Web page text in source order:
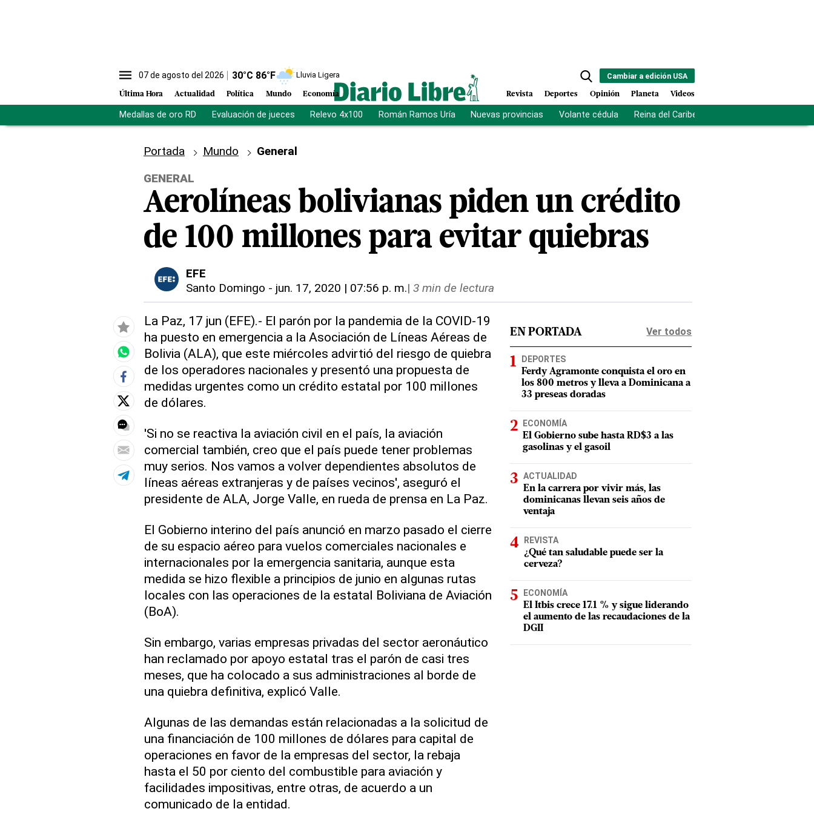
07 de agosto del 2026 30°C 86°F Lluvia Ligera
Última Hora Actualidad Política Mundo Economía
Cambiar a edición USA
Revista Deportes Opinión Planeta Videos
Medallas de oro RD Evaluación de jueces Relevo 4x100 Román Ramos Uría Nuevas provincias Volante cédula Reina del Caribe
Portada Mundo
General
GENERAL
Aerolíneas bolivianas piden un crédito
de 100 millones para evitar quiebras
EFE
Santo Domingo - jun. 17, 2020 | 07:56 p. m.| 3 min de lectura
La Paz, 17 jun (EFE).- El parón por la pandemia de la COVID-19
ha puesto en emergencia a la Asociación de Líneas Aéreas de
Bolivia (ALA), que este miércoles advirtió del riesgo de quiebra
de los operadores nacionales y presentó una propuesta de
medidas urgentes como un crédito estatal por 100 millones
de dólares.
'Si no se reactiva la aviación civil en el país, la aviación
comercial también, creo que el país puede tener problemas
muy serios. Nos vamos a volver dependientes absolutos de
líneas aéreas extranjeras y de países vecinos', aseguró el
presidente de ALA, Jorge Valle, en rueda de prensa en La Paz.
El Gobierno interino del país anunció en marzo pasado el cierre
de su espacio aéreo para vuelos comerciales nacionales e
internacionales por la emergencia sanitaria, aunque esta
medida se hizo flexible a principios de junio en algunas rutas
locales con las operaciones de la estatal Boliviana de Aviación
(BoA).
Sin embargo, varias empresas privadas del sector aeronáutico
han reclamado por apoyo estatal tras el parón de casi tres
meses, que ha colocado a sus administraciones al borde de
una quiebra definitiva, explicó Valle.
Algunas de las demandas están relacionadas a la solicitud de
una financiación de 100 millones de dólares para capital de
operaciones en favor de la empresas del sector, la rebaja
hasta el 50 por ciento del combustible para aviación y
facilidades impositivas, entre otras, de acuerdo a un
comunicado de la entidad.
EN PORTADA Ver todos
DEPORTES
Ferdy Agramonte conquista el oro en
los 800 metros y lleva a Dominicana a
33 preseas doradas
ECONOMÍA
El Gobierno sube hasta RD$3 a las
gasolinas y el gasoil
ACTUALIDAD
En la carrera por vivir más, las
dominicanas llevan seis años de
ventaja
REVISTA
¿Qué tan saludable puede ser la
cerveza?
ECONOMÍA
El Itbis crece 17.1 % y sigue liderando
el aumento de las recaudaciones de la
DGII